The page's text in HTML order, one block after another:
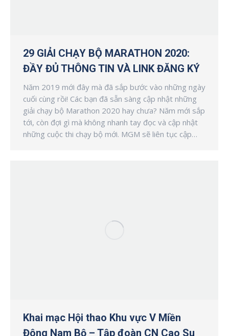
29 GIẢI CHẠY BỘ MARATHON 2020:
ĐẦY ĐỦ THÔNG TIN VÀ LINK ĐĂNG KÝ
Năm 2019 mới đây mà đã sắp bước vào những ngày
cuối cùng rồi! Các bạn đã sẵn sàng cập nhật những
giải chạy bộ Marathon 2020 hay chưa? Năm mới sắp
tới, còn đợi gì mà không nhanh tay đọc và cập nhật
những cuộc thi chạy bộ mới. MGM sẽ liên tục cập…
Khai mạc Hội thao Khu vực V Miền
Đông Nam Bộ – Tập đoàn CN Cao Su